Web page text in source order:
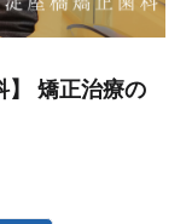
】 矯正治療の